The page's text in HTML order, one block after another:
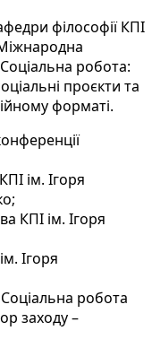
філософії КПІ
Міжнародна
робота:
проєкти та
форматі.
ім. Ігоря
КПІ ім. Ігоря
Ігоря
робота
заходу –